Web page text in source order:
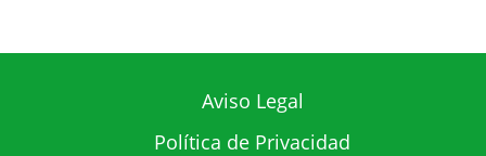
Aviso Legal
Política de Privacidad